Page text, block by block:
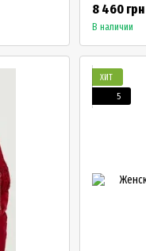
8 460 грн
В наличии
ХИТ
5